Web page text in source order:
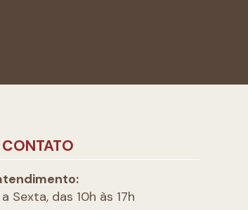
Sexta, das 10h às 17h